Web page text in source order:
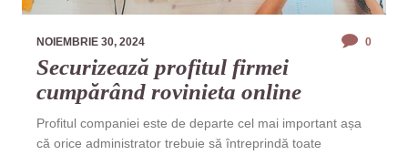
NOIEMBRIE 30, 2024 0
Securizează profitul firmei
cumpărând rovinieta online
Profitul companiei este de departe cel mai important așa
că orice administrator trebuie să întreprindă toate